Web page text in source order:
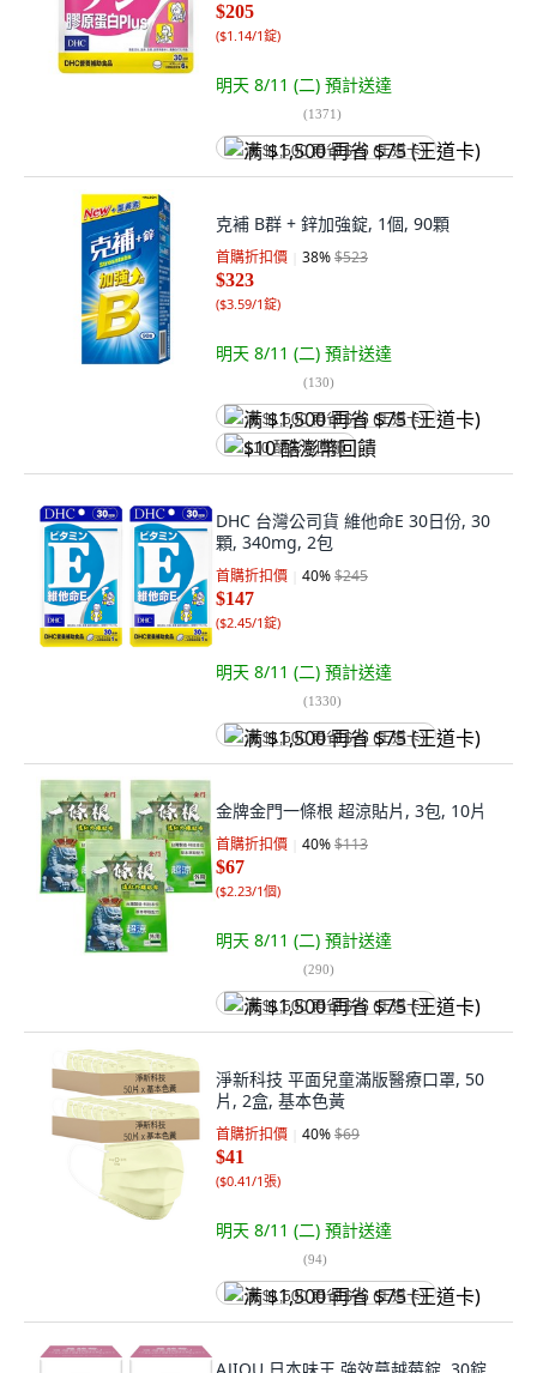
$205
($1.14/1錠)
明天 8/11 (二) 預計送達
(1371)
满 $1,500 再省 $75 (王道卡)
克補 B群 + 鋅加強錠, 1個, 90顆
首購折扣價 38%$523
$323
($3.59/1錠)
明天 8/11 (二) 預計送達
(130)
满 $1,500 再省 $75 (王道卡)
$10 酷澎幣回饋
DHC 台灣公司貨 維他命E 30日份, 30
顆, 340mg, 2包
首購折扣價 40%$245
$147
($2.45/1錠)
明天 8/11 (二) 預計送達
(1330)
满 $1,500 再省 $75 (王道卡)
金牌金門一條根 超涼貼片, 3包, 10片
首購折扣價 40%$113
$67
($2.23/1個)
明天 8/11 (二) 預計送達
(290)
满 $1,500 再省 $75 (王道卡)
淨新科技 平面兒童滿版醫療口罩, 50
片, 2盒, 基本色黃
首購折扣價 40%$69
$41
($0.41/1張)
明天 8/11 (二) 預計送達
(94)
满 $1,500 再省 $75 (王道卡)